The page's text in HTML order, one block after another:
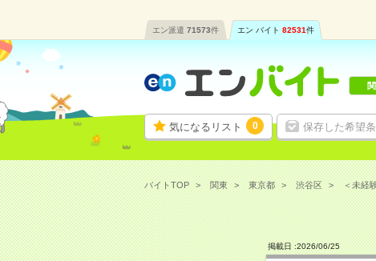
エン派遣 71573件 エン バイト 82531件
気になるリスト 0 保存した希望
バイトTOP 関東 東京都 渋谷区 ＜未経
掲載日 :2026/06/25